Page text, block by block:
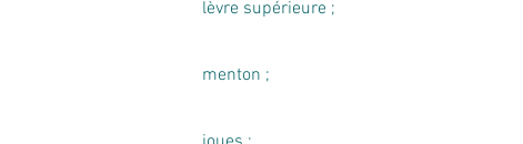
lèvre supérieure ;
menton ;